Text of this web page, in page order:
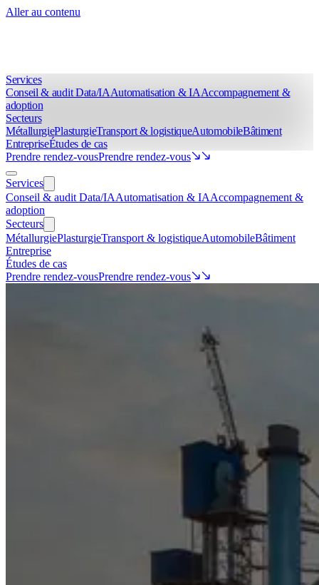
Aller au contenu
Services
Conseil & audit Data/IAAutomatisation & IAAccompagnement &
adoption
Secteurs
MétallurgiePlasturgieTransport & logistiqueAutomobileBâtiment
EntrepriseÉtudes de cas
Prendre rendez-vousPrendre rendez-vous
Services
Conseil & audit Data/IAAutomatisation & IAAccompagnement &
adoption
Secteurs
MétallurgiePlasturgieTransport & logistiqueAutomobileBâtiment
Entreprise
Études de cas
Prendre rendez-vousPrendre rendez-vous